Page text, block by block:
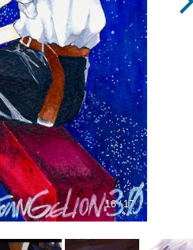
16 / 17